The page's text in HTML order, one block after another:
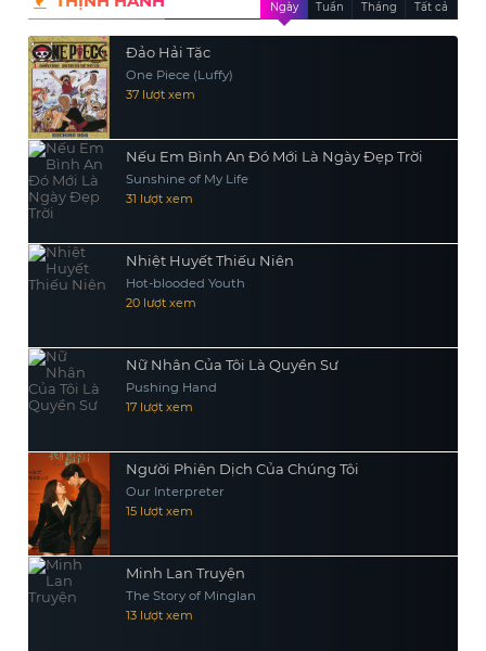
chiến thắng.
Ngày Tuần Tháng Tất cả
Đảo Hải Tặc
One Piece (Luffy)
37 lượt xem
Nếu Em Bình An Đó Mới Là Ngày Đẹp Trời
Sunshine of My Life
31 lượt xem
Nhiệt Huyết Thiếu Niên
Hot-blooded Youth
20 lượt xem
Nữ Nhân Của Tôi Là Quyền Sư
Pushing Hand
17 lượt xem
Người Phiên Dịch Của Chúng Tôi
Our Interpreter
15 lượt xem
Minh Lan Truyện
The Story of Minglan
13 lượt xem